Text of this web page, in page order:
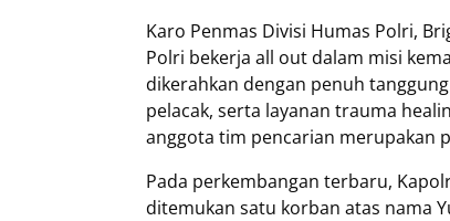
Karo Penmas Divisi Humas Polri,
Polri bekerja all out dalam misi
dikerahkan dengan penuh
pelacak, serta layanan trauma
anggota tim pencarian merupakan
Pada perkembangan terbaru,
ditemukan satu korban atas nama